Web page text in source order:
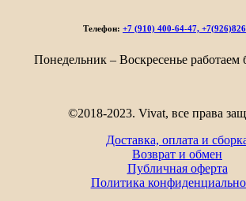
876₽
Телефон: +7 (910) 400-64-47,
Понедельник – Воскресенье работаем
©2018-2023. Vivat, все права
Доставка, оплата и
Возврат и обмен
Публичная оферта
Политика